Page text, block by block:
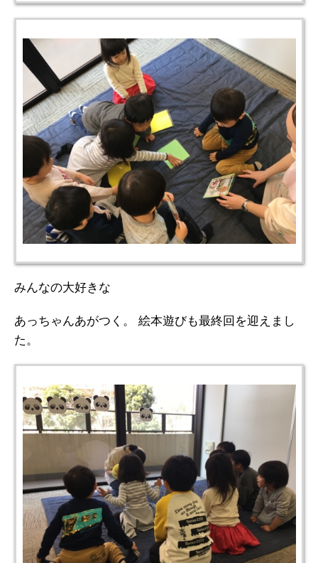
みんなの大好きな
あっちゃんあがつく。 絵本遊びも最終回を迎えまし
た。